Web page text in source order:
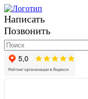
Написать
Позвонить